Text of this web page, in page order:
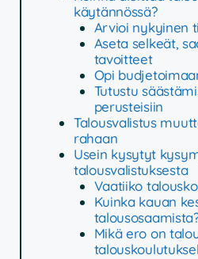
käytännössä?
Arvioi nykyinen
Aseta selkeät,
tavoitteet
Opi
Tutustu
perusteisiin
Talousvalistus
rahaan
Usein kysytyt
talousvalistuksesta
Vaatiiko
Kuinka kauan
Mikä ero on